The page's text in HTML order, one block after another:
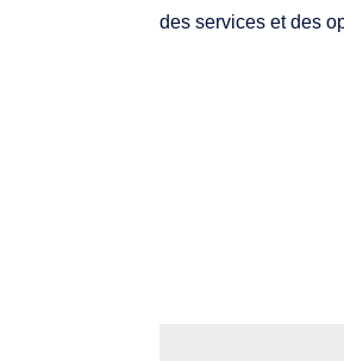
des services et des